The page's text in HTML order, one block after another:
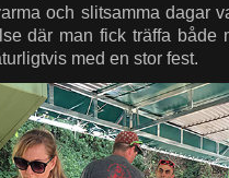
och slitsamma dagar
där man fick träffa både
med en stor fest.